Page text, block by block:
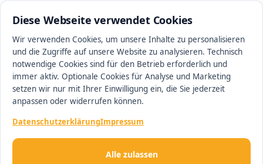
Diese Webseite verwendet Cookies
Wir verwenden Cookies, um unsere Inhalte zu personalisieren
und die Zugriffe auf unsere Website zu analysieren. Technisch
notwendige Cookies sind für den Betrieb erforderlich und
immer aktiv. Optionale Cookies für Analyse und Marketing
setzen wir nur mit Ihrer Einwilligung ein, die Sie jederzeit
anpassen oder widerrufen können.
DatenschutzerklärungImpressum
Alle zulassen